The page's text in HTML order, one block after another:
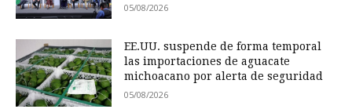
05/08/2026
EE.UU. suspende de forma temporal
las importaciones de aguacate
michoacano por alerta de seguridad
05/08/2026